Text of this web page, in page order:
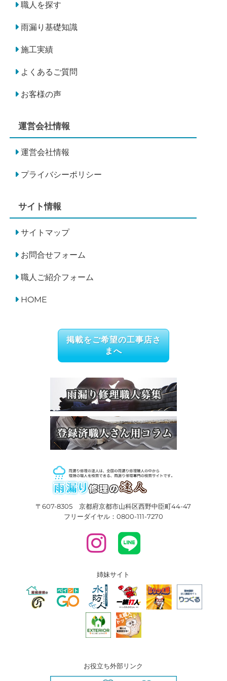
職人を探す
雨漏り基礎知識
施工実績
よくあるご質問
お客様の声
運営会社情報
運営会社情報
プライバシーポリシー
サイト情報
サイトマップ
お問合せフォーム
職人ご紹介フォーム
HOME
掲載をご希望の工事店さ
まへ
〒607-8305 京都府京都市山科区西野中臣町44-47
フリーダイヤル：0800-111-7270
姉妹サイト
お役立ち外部リンク